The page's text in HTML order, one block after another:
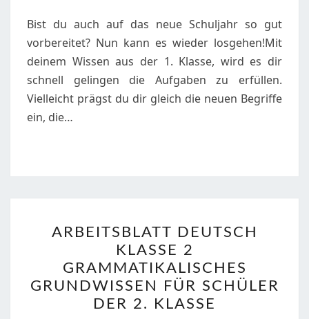
FERIEN
Bist du auch auf das neue Schuljahr so gut
vorbereitet? Nun kann es wieder losgehen!Mit
deinem Wissen aus der 1. Klasse, wird es dir
schnell gelingen die Aufgaben zu erfüllen.
Vielleicht prägst du dir gleich die neuen Begriffe
ein, die…
DEUTSCH
KLASSE
2
GRAMMATIKALISCHES
GRUNDWISSEN
ARBEITSBLATT DEUTSCH
KLASSE 2
GRAMMATIKALISCHES
GRUNDWISSEN FÜR SCHÜLER
DER 2. KLASSE